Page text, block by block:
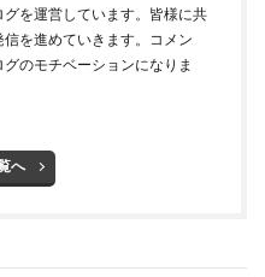
を運営しています。皆様に共
を進めていきます。コメン
のモチベーションになりま
へ